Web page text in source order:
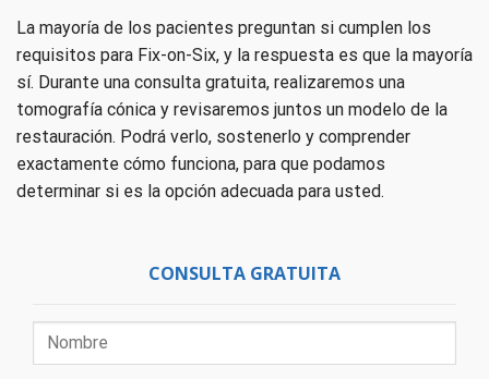
La mayoría de los pacientes preguntan si cumplen los
requisitos para Fix-on-Six, y la respuesta es que la mayoría
sí. Durante una consulta gratuita, realizaremos una
tomografía cónica y revisaremos juntos un modelo de la
restauración. Podrá verlo, sostenerlo y comprender
exactamente cómo funciona, para que podamos
determinar si es la opción adecuada para usted.
CONSULTA GRATUITA